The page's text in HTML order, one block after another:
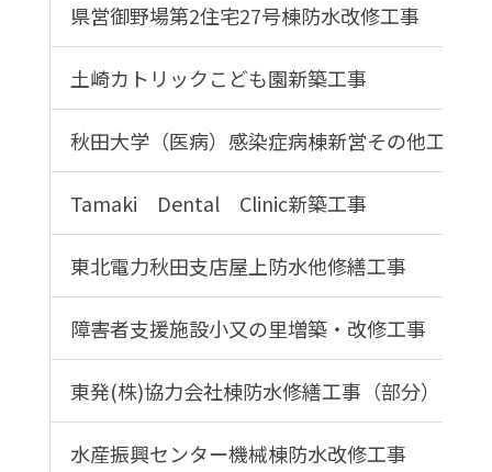
県営御野場第2住宅27号棟防水改修工事
土崎カトリックこども園新築工事
秋田大学（医病）感染症病棟新営その他工事
Tamaki Dental Clinic新築工事
東北電力秋田支店屋上防水他修繕工事
障害者支援施設小又の里増築・改修工事
東発(株)協力会社棟防水修繕工事（部分）
水産振興センター機械棟防水改修工事